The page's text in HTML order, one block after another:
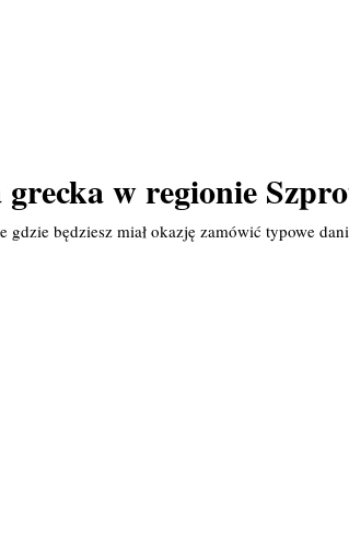
w regionie
gdzie będziesz miał okazję zamówić typowe